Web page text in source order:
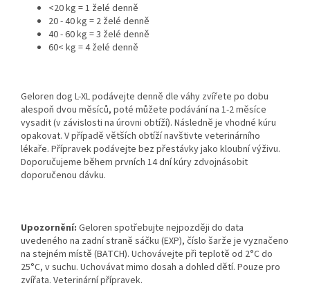
<20 kg = 1 želé denně
20 - 40 kg = 2 želé denně
40 - 60 kg = 3 želé denně
60< kg = 4 želé denně
Geloren dog L-XL podávejte denně dle váhy zvířete po dobu
alespoň dvou měsíců, poté můžete podávání na 1-2 měsíce
vysadit (v závislosti na úrovni obtíží). Následně je vhodné kúru
opakovat. V případě větších obtíží navštivte veterinárního
lékaře. Přípravek podávejte bez přestávky jako kloubní výživu.
Doporučujeme během prvních 14 dní kúry zdvojnásobit
doporučenou dávku.
Upozornění: Geloren spotřebujte nejpozději do data
uvedeného na zadní straně sáčku (EXP), číslo šarže je vyznačeno
na stejném místě (BATCH). Uchovávejte při teplotě od 2°C do
25°C, v suchu. Uchovávat mimo dosah a dohled dětí. Pouze pro
zvířata. Veterinární přípravek.